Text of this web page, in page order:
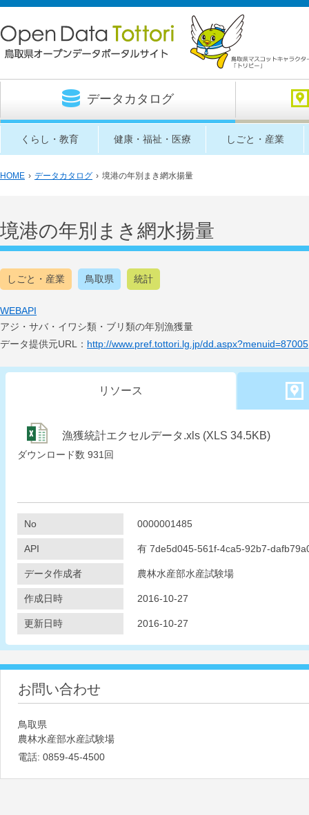
データカタログ
くらし・教育 健康・福祉・医療 しごと・産業
HOME › データカタログ › 境港の年別まき網水揚量
境港の年別まき網水揚量
しごと・産業 鳥取県 統計
WEBAPI
アジ・サバ・イワシ類・ブリ類の年別漁獲量
データ提供元URL： http://www.pref.tottori.lg.jp/dd.aspx?menuid=87005
リソース
漁獲統計エクセルデータ.xls (XLS 34.5KB)
ダウンロード数 931回
No 0000001485
API 有 7de5d045-561f-4ca5-92b7-
データ作成者 農林水産部水産試験場
作成日時 2016-10-27
更新日時 2016-10-27
お問い合わせ
鳥取県
農林水産部水産試験場
電話: 0859-45-4500